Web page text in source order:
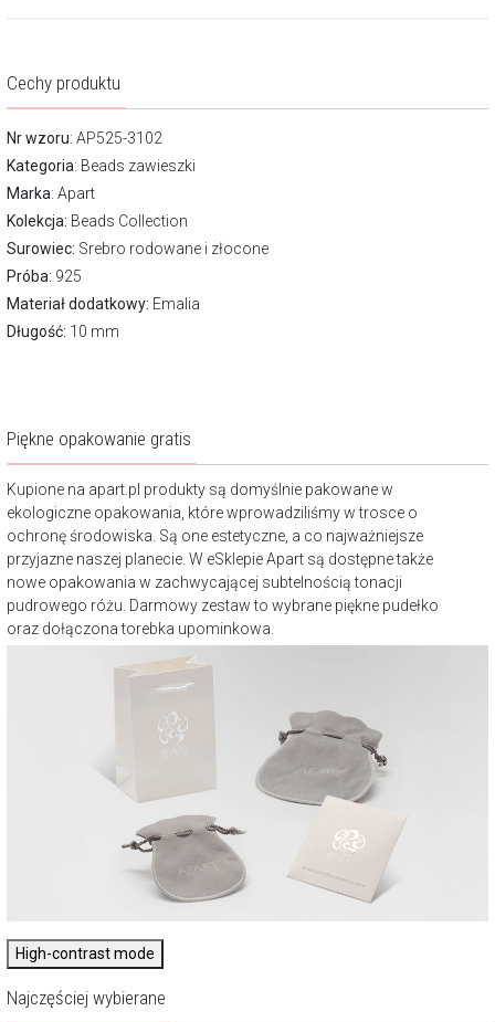
Cechy produktu
Nr wzoru: AP525-3102
Kategoria: Beads zawieszki
Marka: Apart
Kolekcja: Beads Collection
Surowiec: Srebro rodowane i złocone
Próba: 925
Materiał dodatkowy: Emalia
Długość: 10 mm
Piękne opakowanie gratis
Kupione na apart.pl produkty są domyślnie pakowane w
ekologiczne opakowania, które wprowadziliśmy w trosce o
ochronę środowiska. Są one estetyczne, a co najważniejsze
przyjazne naszej planecie. W eSklepie Apart są dostępne także
nowe opakowania w zachwycającej subtelnością tonacji
pudrowego różu. Darmowy zestaw to wybrane piękne pudełko
oraz dołączona torebka upominkowa.
High-contrast mode
Najczęściej wybierane